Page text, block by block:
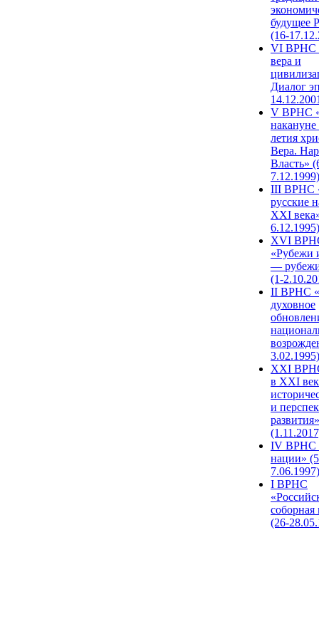
будущее
(16-
VI ВРНС
вера и
Диалог
V ВРНС
накануне
летия
Вера.
Власть»
7.12.1999)
III ВРНС
русские
XXI
6.12.1995)
XVI
«Рубежи
—
(1-
II ВРНС
духовное
3.02.1995)
XХI
в XXI
и
развития»
IV ВРНС
нации»
7.06.1997)
I ВРНС
(26-